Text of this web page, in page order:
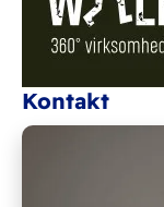
Kontakt